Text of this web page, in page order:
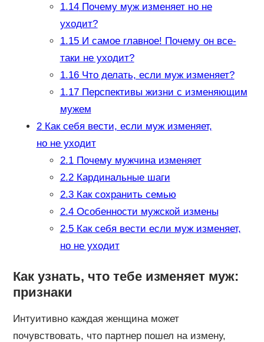
1.14Почему муж изменяет но не
уходит?
1.15И самое главное! Почему он все-
таки не уходит?
1.16Что делать, если муж изменяет?
1.17Перспективы жизни с изменяющим
мужем
2Как себя вести, если муж изменяет,
но не уходит
2.1Почему мужчина изменяет
2.2Кардинальные шаги
2.3Как сохранить семью
2.4Особенности мужской измены
2.5Как себя вести если муж изменяет,
но не уходит
Как узнать, что тебе изменяет муж:
признаки
Интуитивно каждая женщина может
почувствовать, что партнер пошел на измену,